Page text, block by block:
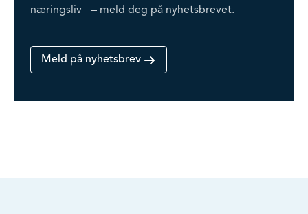
næringsliv – meld deg på nyhetsbrevet.
Meld på nyhetsbrev